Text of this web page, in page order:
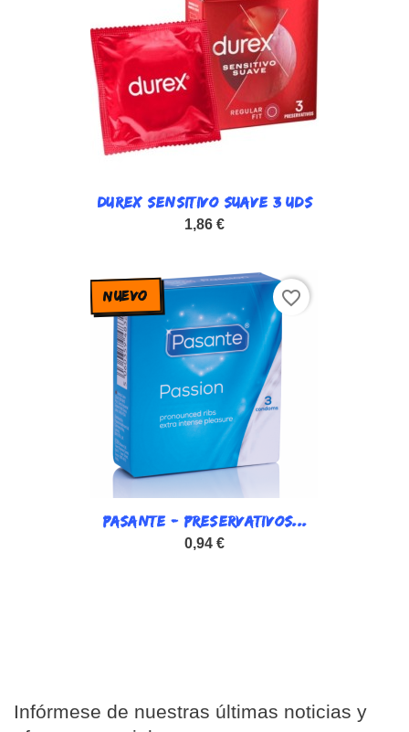
DUREX SENSITIVO SUAVE 3 UDS
1,86 €
PASANTE - PRESERVATIVOS...
0,94 €
NUEVO favorite_border
Infórmese de nuestras últimas noticias y